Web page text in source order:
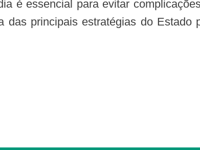
das principais estratégias do